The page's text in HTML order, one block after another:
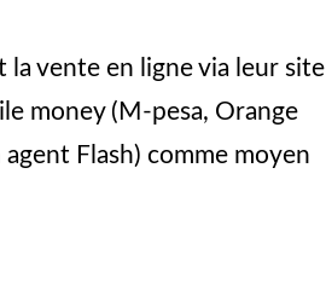
la vente en ligne via leur site
money (M-pesa, Orange
Flash) comme moyen